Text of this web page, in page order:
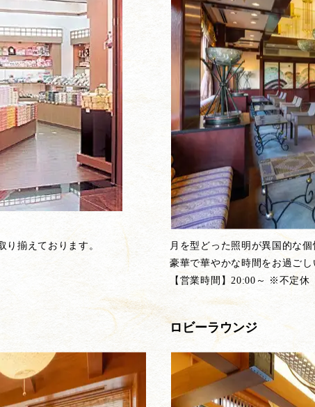
揃えております。
月を型どった照明が異国的な個
豪華で華やかな時間をお過ごし
【営業時間】20:00～ ※不定休
ロビーラウンジ